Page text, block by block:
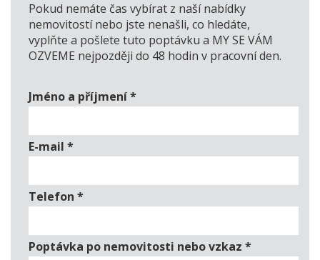
Pokud nemáte čas vybírat z naší nabídky
nemovitostí nebo jste nenašli, co hledáte,
vyplňte a pošlete tuto poptávku a MY SE VÁM
OZVEME nejpozději do 48 hodin v pracovní den.
Jméno a příjmení*
E-mail *
Telefon *
Poptávka po nemovitosti nebo vzkaz *